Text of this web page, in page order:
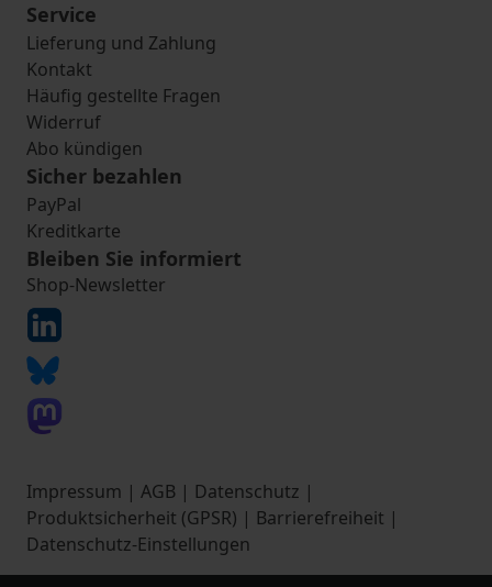
Service
Lieferung und Zahlung
Kontakt
Häufig gestellte Fragen
Widerruf
Abo kündigen
Sicher bezahlen
PayPal
Kreditkarte
Bleiben Sie informiert
Shop-Newsletter
Impressum | AGB | Datenschutz |
Produktsicherheit (GPSR) | Barrierefreiheit |
Datenschutz-Einstellungen